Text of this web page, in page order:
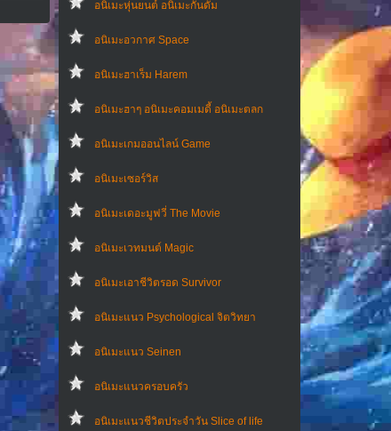
อนิเมะหุ่นยนต์ อนิเมะกันดั้ม
อนิเมะอวกาศ Space
อนิเมะฮาเร็ม Harem
อนิเมะฮาๆ อนิเมะคอมเมดี้ อนิเมะตลก
อนิเมะเกมออนไลน์ Game
อนิเมะเซอร์วิส
อนิเมะเดอะมูฟวี่ The Movie
อนิเมะเวทมนต์ Magic
อนิเมะเอาชีวิตรอด Survivor
อนิเมะแนว Psychological จิตวิทยา
อนิเมะแนว Seinen
อนิเมะแนวครอบครัว
อนิเมะแนวชีวิตประจําวัน Slice of life